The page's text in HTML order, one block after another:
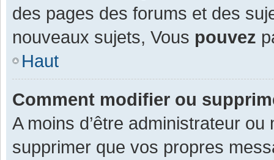
des pages des forums et des
nouveaux sujets, Vous pouvez
Haut
Comment modifier ou
A moins d’être administrateur
supprimer que vos propres